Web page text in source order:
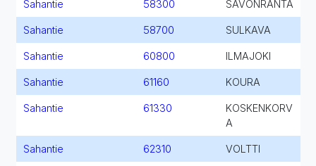
Sahantie 58300 SAVONRANTA
Sahantie 58700 SULKAVA
Sahantie 60800 ILMAJOKI
Sahantie 61160 KOURA
Sahantie 61330
KOSKENKORV
A
Sahantie 62310 VOLTTI